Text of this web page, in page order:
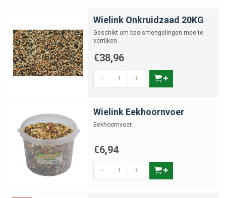
Wielink Onkruidzaad 20KG
Geschikt om basismengelingen mee te
verrijken
€38,96
- +
Wielink Eekhoornvoer
Eekhoornvoer
€6,94
- +